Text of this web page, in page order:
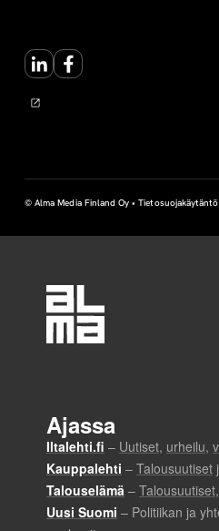
LinkedInFacebook
© Alma Media Finland Oy •Tietosuojakäytäntö